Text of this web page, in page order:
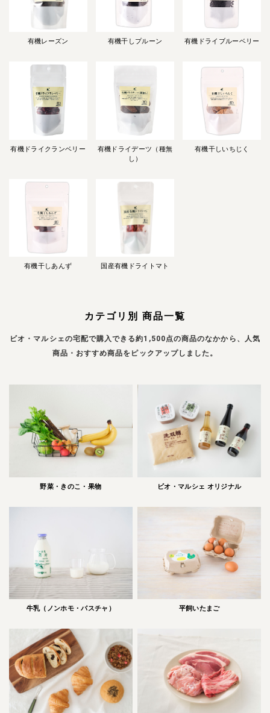
有機レーズン 有機干しプルーン 有機ドライブルーベリー
有機ドライクランベリー
有機ドライデーツ（種無
し）
有機干しいちじく
有機干しあんず 国産有機ドライトマト
カテゴリ別 商品一覧
ビオ・マルシェの宅配で購入できる約1,500点の商品のなかから、人気
商品・おすすめ商品をピックアップしました。
野菜・きのこ・果物 ビオ・マルシェ オリジナル
牛乳（ノンホモ・パスチャ） 平飼いたまご